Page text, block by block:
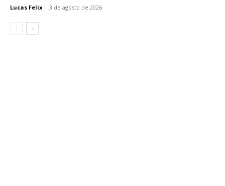
Lucas Felix - 3 de agosto de 2026